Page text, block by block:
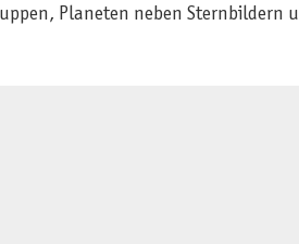
Planeten neben Sternbildern